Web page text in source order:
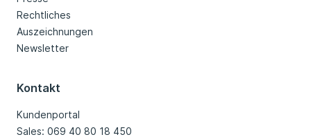
Rechtliches
Auszeichnungen
Newsletter
Kontakt
Kundenportal
Sales: 069 40 80 18 450